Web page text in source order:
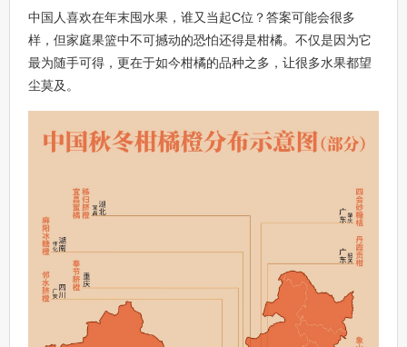
中国人喜欢在年末囤水果，谁又当起C位？答案可能会很多
样，但家庭果篮中不可撼动的恐怕还得是柑橘。不仅是因为它
最为随手可得，更在于如今柑橘的品种之多，让很多水果都望
尘莫及。